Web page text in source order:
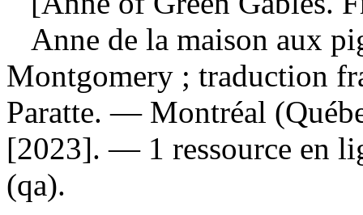
Anne de la maison aux
Montgomery ; traduction
Paratte. — Montréal
[2023]. — 1 ressource en
(qa).